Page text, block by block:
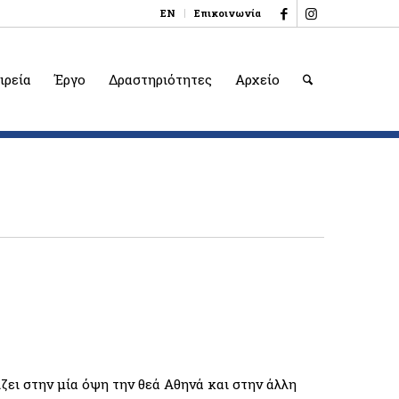
EN Επικοινωνία
Έργο Δραστηριότητες Αρχείο
στην μία όψη την θεά Αθηνά και στην άλλη